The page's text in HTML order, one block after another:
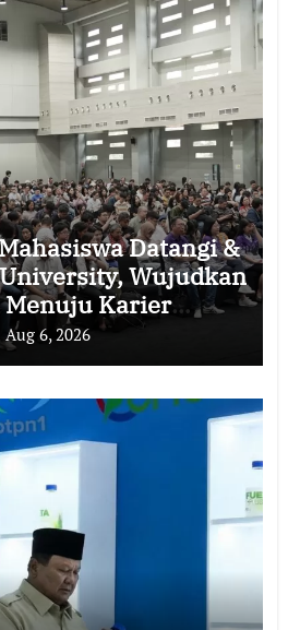
Datangi &
Wujudkan
Menuju Karier
Aug 6, 2026